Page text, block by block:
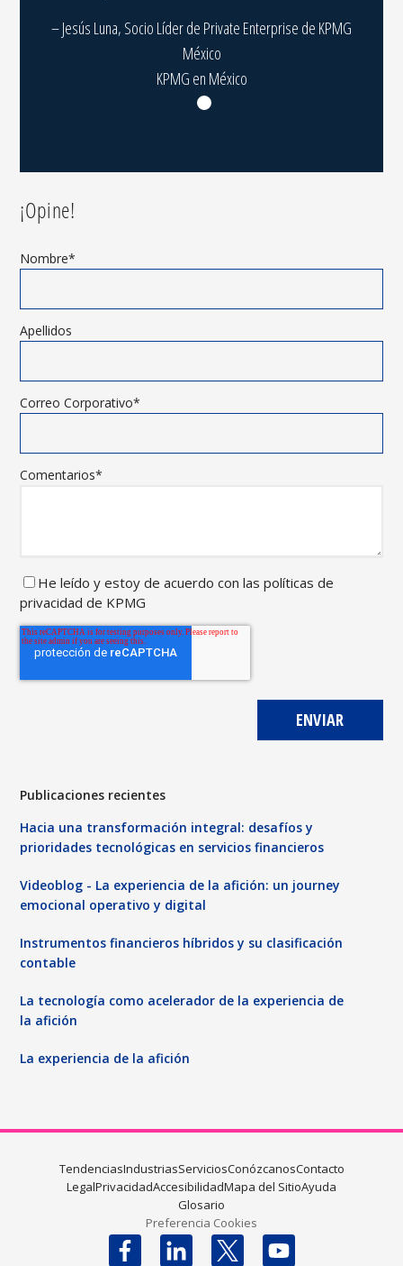
– Jesús Luna, Socio Líder de Private Enterprise de KPMG
México
KPMG en México
¡Opine!
Nombre*
Apellidos
Correo Corporativo*
Comentarios*
He leído yestoy de acuerdo con laspolíticas de
privacidad de KPMG
Publicaciones recientes
Hacia una transformación integral: desafíos y
prioridades tecnológicas en servicios financieros
Videoblog - La experiencia de la afición: un journey
emocional operativo y digital
Instrumentos financieros híbridos y su clasificación
contable
La tecnología como acelerador de la experiencia de
la afición
La experiencia de la afición
TendenciasIndustriasServiciosConózcanosContacto
LegalPrivacidadAccesibilidadMapa del SitioAyuda
Glosario
Preferencia Cookies
Follow us on X